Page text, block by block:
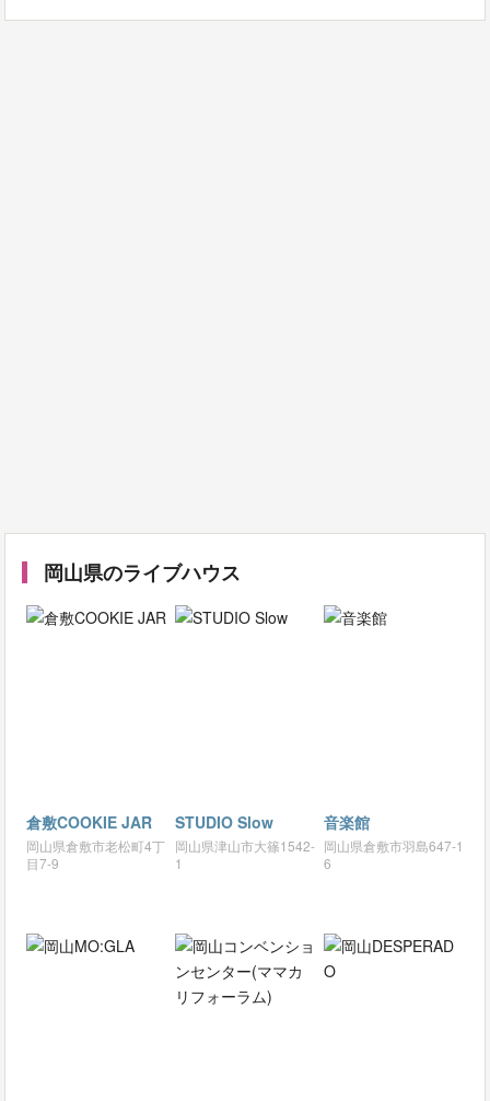
岡山県のライブハウス
倉敷COOKIE JAR
岡山県倉敷市老松町4丁
目7-9
STUDIO Slow
岡山県津山市大篠1542-
1
音楽館
岡山県倉敷市羽島647-1
6